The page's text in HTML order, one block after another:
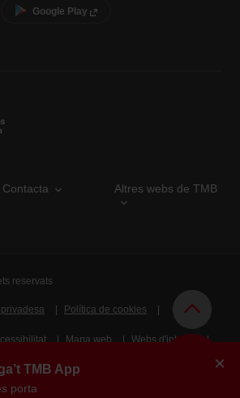
Google Play
Contacta Altres webs de TMB
reservats
Política de cookies
Mapa web Webs d'interès
TMB App
porta
×